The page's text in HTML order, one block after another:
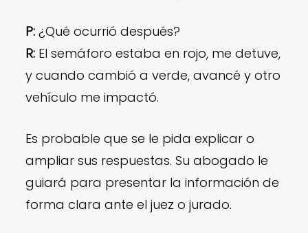
P: ¿Qué ocurrió después?
R: El semáforo estaba en rojo, me detuve,
y cuando cambió a verde, avancé y otro
vehículo me impactó.
Es probable que se le pida explicar o
ampliar sus respuestas. Su abogado le
guiará para presentar la información de
forma clara ante el juez o jurado.